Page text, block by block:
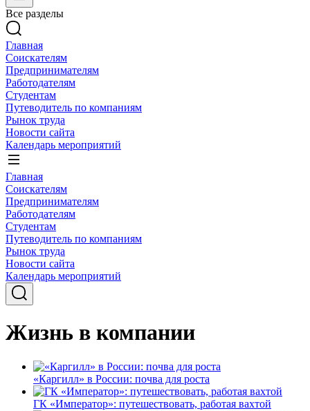
Все разделы
Главная
Соискателям
Предпринимателям
Работодателям
Студентам
Путеводитель по компаниям
Рынок труда
Новости сайта
Календарь мероприятий
Главная
Соискателям
Предпринимателям
Работодателям
Студентам
Путеводитель по компаниям
Рынок труда
Новости сайта
Календарь мероприятий
Жизнь в компании
«Каргилл» в России: почва для роста
ГК «Император»: путешествовать, работая вахтой